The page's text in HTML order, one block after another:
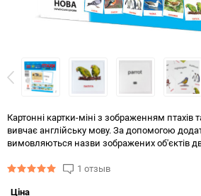
Картонні картки-міні з зображенням птахів
вивчає англійську мову. За допомогою
вимовляються назви зображених об'єктів
1 отзыв
Ціна